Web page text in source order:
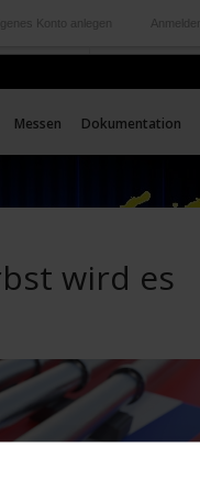
Anmelden
Konto anlegen
Messen Dokumentation
wird es